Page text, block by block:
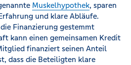
Muskelhypothek, sparen
und klare Abläufe.
Finanzierung gestemmt
kann einen gemeinsamen Kredit
finanziert seinen Anteil
dass die Beteiligten klare